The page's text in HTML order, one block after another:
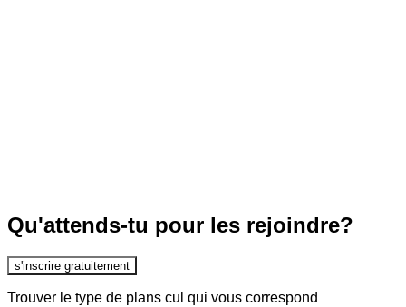
Qu'attends-tu pour les rejoindre?
s'inscrire gratuitement
Trouver le type de plans cul qui vous correspond